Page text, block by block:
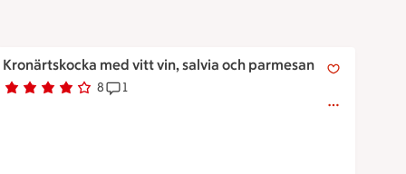
Kronärtskocka med vitt vin, salvia och parmesan
Betyg 3.8 av 5. 8
8 personer har röstatReceptet har 1 kommentarer
1
Kronärtskocka med vitt vin, salvia och parmesan